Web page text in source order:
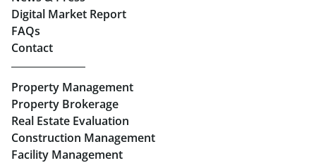
Real Estate in Linz
Buy Apartments in Linz
Retail in Linz
Digital Market Report
FAQs
Contact
Property Management
Property Brokerage
Real Estate Evaluation
Construction Management
Facility Management